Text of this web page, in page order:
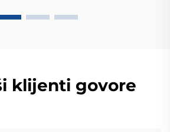
klijenti govore